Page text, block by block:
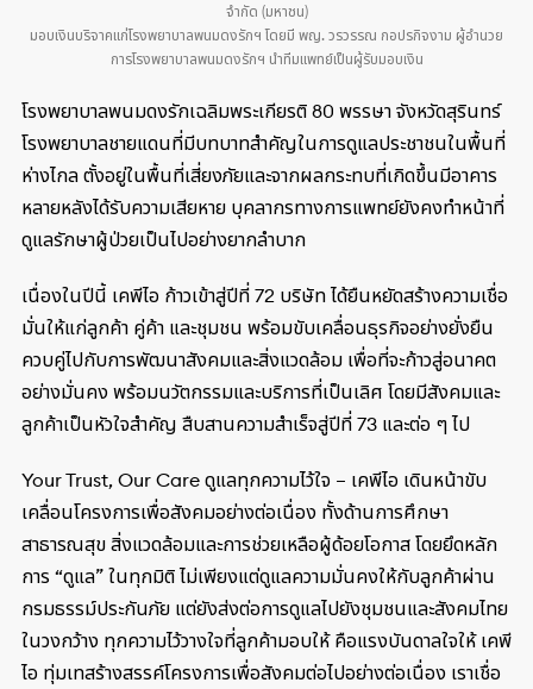
จำกัด (มหาชน)
มอบเงินบริจาคแก่โรงพยาบาลพนมดงรักฯ โดยมี พญ. วรวรรณ กอปรกิจงาม ผู้อำนวย
การโรงพยาบาลพนมดงรักฯ นำทีมแพทย์เป็นผู้รับมอบเงิน
โรงพยาบาลพนมดงรักเฉลิมพระเกียรติ 80 พรรษา จังหวัดสุรินทร์
โรงพยาบาลชายแดนที่มีบทบาทสำคัญในการดูแลประชาชนในพื้นที่
ห่างไกล ตั้งอยู่ในพื้นที่เสี่ยงภัยและจากผลกระทบที่เกิดขึ้นมีอาคาร
หลายหลังได้รับความเสียหาย บุคลากรทางการแพทย์ยังคงทำหน้าที่
ดูแลรักษาผู้ป่วยเป็นไปอย่างยากลำบาก
เนื่องในปีนี้ เคพีไอ ก้าวเข้าสู่ปีที่ 72 บริษัท ได้ยืนหยัดสร้างความเชื่อ
มั่นให้แก่ลูกค้า คู่ค้า และชุมชน พร้อมขับเคลื่อนธุรกิจอย่างยั่งยืน
ควบคู่ไปกับการพัฒนาสังคมและสิ่งแวดล้อม เพื่อที่จะก้าวสู่อนาคต
อย่างมั่นคง พร้อมนวัตกรรมและบริการที่เป็นเลิศ โดยมีสังคมและ
ลูกค้าเป็นหัวใจสำคัญ สืบสานความสำเร็จสู่ปีที่ 73 และต่อ ๆ ไป
Your Trust, Our Care ดูแลทุกความไว้ใจ – เคพีไอ เดินหน้าขับ
เคลื่อนโครงการเพื่อสังคมอย่างต่อเนื่อง ทั้งด้านการศึกษา
สาธารณสุข สิ่งแวดล้อมและการช่วยเหลือผู้ด้อยโอกาส โดยยึดหลัก
การ “ดูแล” ในทุกมิติ ไม่เพียงแต่ดูแลความมั่นคงให้กับลูกค้าผ่าน
กรมธรรม์ประกันภัย แต่ยังส่งต่อการดูแลไปยังชุมชนและสังคมไทย
ในวงกว้าง ทุกความไว้วางใจที่ลูกค้ามอบให้ คือแรงบันดาลใจให้ เคพี
ไอ ทุ่มเทสร้างสรรค์โครงการเพื่อสังคมต่อไปอย่างต่อเนื่อง เราเชื่อ